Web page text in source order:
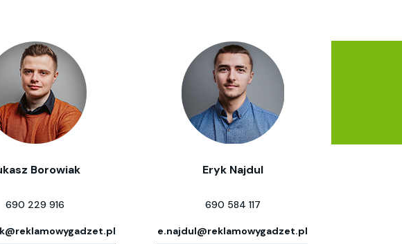
Borowiak
690 229 916
Eryk Najdul
690 584 117
e.najdul@reklamowygadzet.pl